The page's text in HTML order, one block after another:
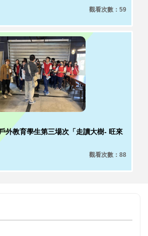
觀看次數：59
外教育學生第三場次「走讀大樹- 旺來
觀看次數：88